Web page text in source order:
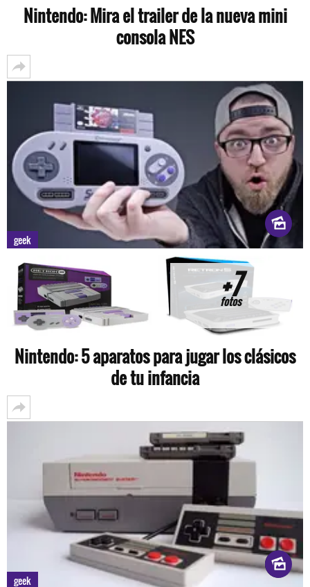
Nintendo: Mira el trailer de la nueva mini
consola NES
geek
+7
fotos
Nintendo: 5 aparatos para jugar los clásicos
de tu infancia
geek